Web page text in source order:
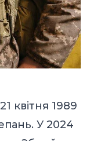
квітня 1989
У 2024